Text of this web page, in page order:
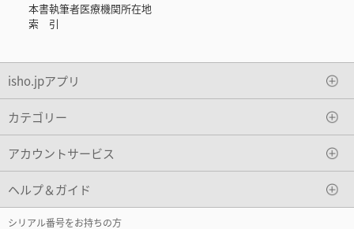
本書執筆者医療機関所在地
索 引
isho.jpアプリ
カテゴリー
アカウントサービス
ヘルプ＆ガイド
シリアル番号をお持ちの方